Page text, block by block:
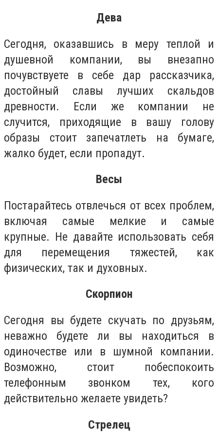
Дева
Сегодня, оказавшись в меру теплой и
душевной компании, вы внезапно
почувствуете в себе дар рассказчика,
достойный славы лучших скальдов
древности. Если же компании не
случится, приходящие в вашу голову
образы стоит запечатлеть на бумаге,
жалко будет, если пропадут.
Весы
Постарайтесь отвлечься от всех проблем,
включая самые мелкие и самые
крупные. Не давайте использовать себя
для перемещения тяжестей, как
физических, так и духовных.
Скорпион
Сегодня вы будете скучать по друзьям,
неважно будете ли вы находиться в
одиночестве или в шумной компании.
Возможно, стоит побеспокоить
телефонным звонком тех, кого
действительно желаете увидеть?
Стрелец